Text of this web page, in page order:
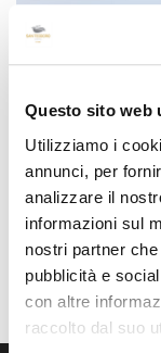
Questo sito web
Utilizziamo i
annunci, per
analizzare il
informazioni sul
nostri partner
pubblicità e
con altre
raccolto dal suo
itineraries,